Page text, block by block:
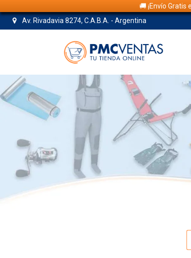
🚚 ¡Envío
Av. Rivadavia 8274, C.A.B.A. - Argentina